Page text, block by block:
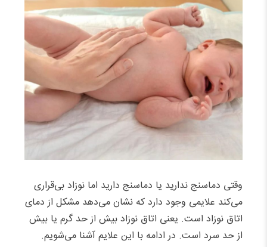
وقتی دماسنج ندارید یا دماسنج دارید اما نوزاد بی‌قراری
می‌کند علایمی وجود دارد که نشان می‌دهد مشکل از دمای
اتاق نوزاد است. یعنی اتاق نوزاد بیش از حد گرم یا بیش
از حد سرد است. در ادامه با این علایم آشنا می‌شویم.